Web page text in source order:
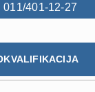
011/401-12-27